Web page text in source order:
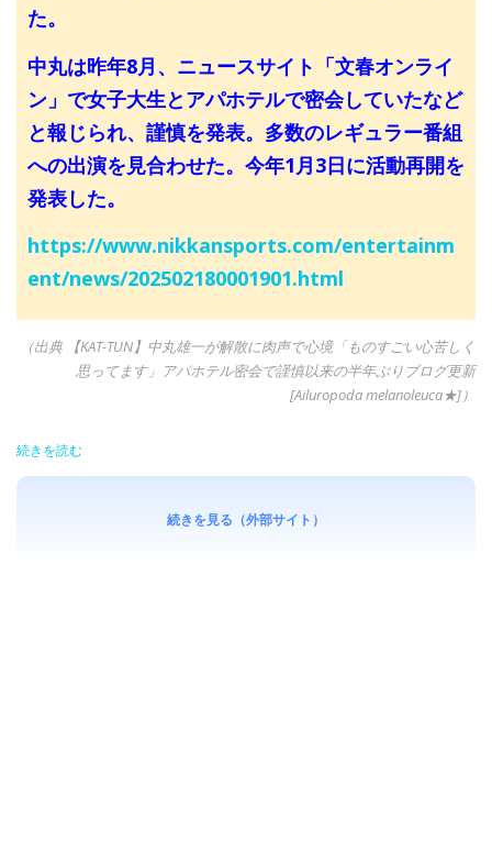
た。
中丸は昨年8月、ニュースサイト「文春オンライ
ン」で女子大生とアパホテルで密会していたなど
と報じられ、謹慎を発表。多数のレギュラー番組
への出演を見合わせた。今年1月3日に活動再開を
発表した。
https://www.nikkansports.com/entertainm
ent/news/202502180001901.html
（出典 【KAT-TUN】中丸雄一が解散に肉声で心境「ものすごい心苦しく
思ってます」アパホテル密会で謹慎以来の半年ぶりブログ更新
[Ailuropoda melanoleuca★]）
続きを読む
続きを見る（外部サイト）